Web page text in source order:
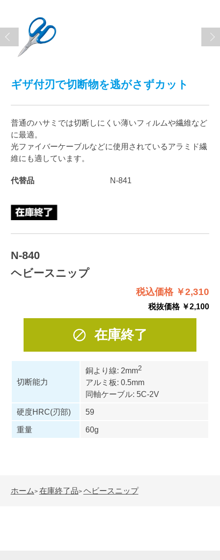
ギザ付刃で切断物を逃がさずカット
普通のハサミでは切断しにくい薄いフィルムや繊維など
に最適。
光ファイバーケーブルなどに使用されているアラミド繊
維にも適しています。
代替品 N-841
N-840
ヘビースニップ
税込価格 ￥2,310
税抜価格 ￥2,100
在庫終了
切断能力
銅より線: 2mm2
アルミ板: 0.5mm
同軸ケーブル: 5C-2V
硬度HRC(刃部)
59
重量
60g
ホーム> 在庫終了品> ヘビースニップ